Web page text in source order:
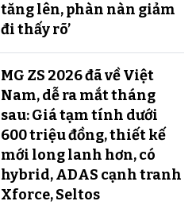
tăng lên, phàn nàn giảm
đi thấy rõ’
MG ZS 2026 đã về Việt
Nam, dễ ra mắt tháng
sau: Giá tạm tính dưới
600 triệu đồng, thiết kế
mới long lanh hơn, có
hybrid, ADAS cạnh tranh
Xforce, Seltos